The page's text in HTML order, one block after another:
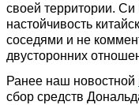
своей территории.
настойчивость
соседями и не
двусторонних
Ранее наш новостной
cбор средств